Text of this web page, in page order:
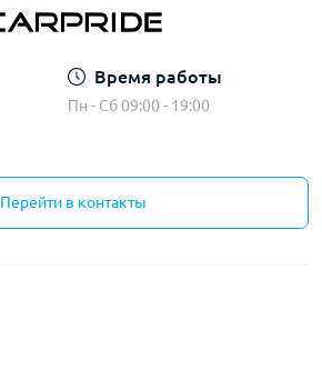
Время работы
Пн - Сб 09:00 - 19:00
Перейти в контакты